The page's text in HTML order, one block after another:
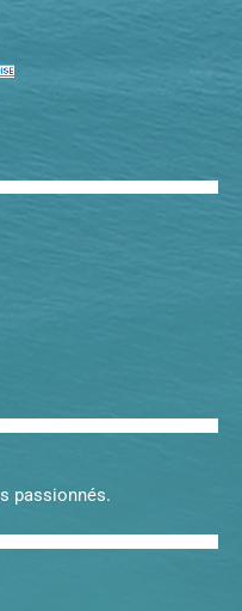
laoreet sodales.
passionnés.